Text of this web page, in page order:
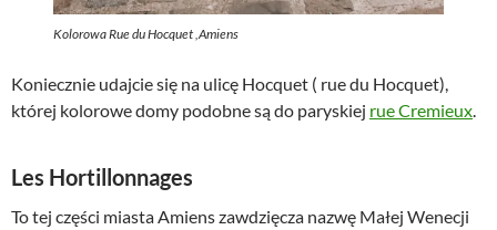
Kolorowa Rue du Hocquet ,Amiens
Koniecznie udajcie się na ulicę Hocquet ( rue du Hocquet),
której kolorowe domy podobne są do paryskiej rue Cremieux
Les Hortillonnages
To tej części miasta Amiens zawdzięcza nazwę Małej Wenecji